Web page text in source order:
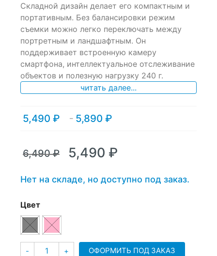
ratings
Складной дизайн делает его компактным и
портативным. Без балансировки режим
съемки можно легко переключать между
портретным и ландшафтным. Он
поддерживает встроенную камеру
смартфона, интеллектуальное отслеживание
объектов и полезную нагрузку 240 г.
читать далее...
5,490 ₽ – 5,890 ₽
Диапазон
5,890 ₽
6,490₽
Первоначальная
цена
6,490 ₽.
5,490 ₽
Текущая
цена:
Нет на складе, но доступно под заказ.
Цвет
- Количество
+ ОФОРМИТЬ ПОД ЗАКАЗ